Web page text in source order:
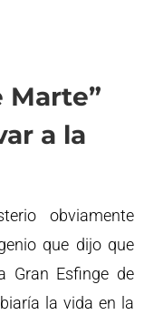
Marte”
a la
obviamente
que dijo que
Gran Esfinge de
la vida en la